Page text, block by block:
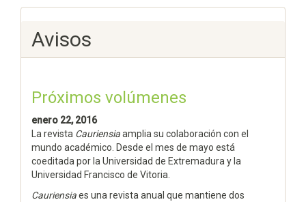
Avisos
Próximos volúmenes
enero 22, 2016
La revista Cauriensiaamplia su colaboración con el
mundo académico. Desde el mes de mayo está
coeditada por la Universidad de Extremadura y la
Universidad Francisco de Vitoria.
Cauriensiaes una revista anual que mantiene dos